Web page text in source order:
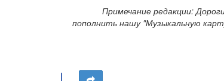
Примечание редакции:
пополнить нашу "Музыкальную